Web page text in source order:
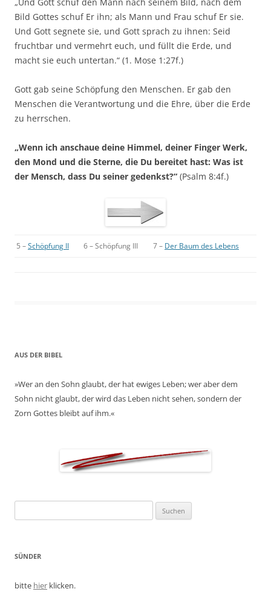
Bild Gottes schuf Er ihn; als Mann und Frau schuf Er sie.
Und Gott segnete sie, und Gott sprach zu ihnen: Seid
fruchtbar und vermehrt euch, und füllt die Erde, und
macht sie euch untertan.“ (1. Mose 1:27f.)
Gott gab seine Schöpfung den Menschen. Er gab den
Menschen die Verantwortung und die Ehre, über die Erde
zu herrschen.
„Wenn ich anschaue deine Himmel, deiner Finger Werk,
den Mond und die Sterne, die Du bereitet hast: Was ist
der Mensch, dass Du seiner gedenkst?“ (Psalm 8:4f.)
5 –Schöpfung II 6 – Schöpfung III 7 – Der Baum des Lebens
AUS DER BIBEL
»Wer an den Sohn glaubt, der hat ewiges Leben; wer aber dem
Sohn nicht glaubt, der wird das Leben nicht sehen, sondern der
Zorn Gottes bleibt auf ihm.«
nach:
SÜNDER
bitte hier klicken.